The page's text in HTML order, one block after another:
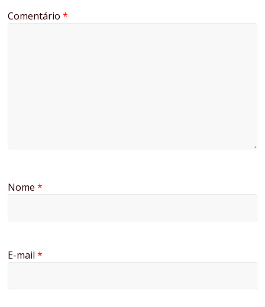
Comentário*
Nome*
E-mail*